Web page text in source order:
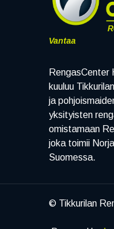
Vantaa
RengasCenter
kuuluu
ja
yksityisten
omistamaan
joka toimii
Suomessa.
© Tikkurilan